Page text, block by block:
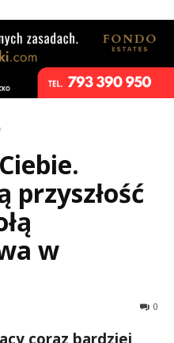
przyszłość
w
0
coraz bardziej